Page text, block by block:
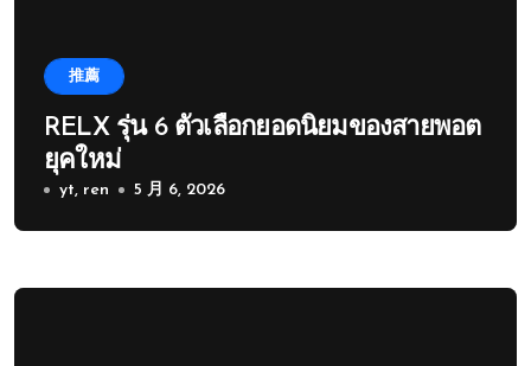
推薦
RELX รุ่น 6 ตัวเลือกยอดนิยมของสายพอต
ยุคใหม่
yt, ren 5 月 6, 2026